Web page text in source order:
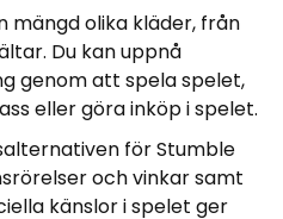
mängd olika kläder, från
Du kan uppnå
genom att spela spelet,
eller göra inköp i spelet.
för Stumble
och vinkar samt
känslor i spelet ger